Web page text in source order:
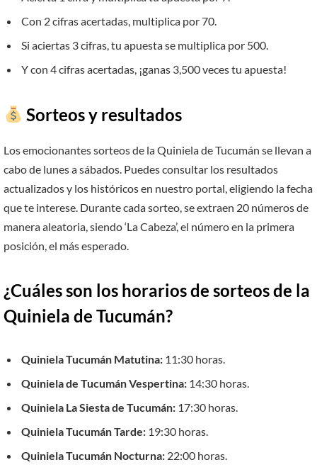
Con 2 cifras acertadas, multiplica por 70.
Si aciertas 3 cifras, tu apuesta se multiplica por 500.
Y con 4 cifras acertadas, ¡ganas 3,500 veces tu apuesta!
Sorteos y resultados
Los emocionantes sorteos de la Quiniela de Tucumán se llevan a
cabo de lunes a sábados. Puedes consultar los resultados
actualizados y los históricos en nuestro portal, eligiendo la fecha
que te interese. Durante cada sorteo, se extraen 20 números de
manera aleatoria, siendo ‘La Cabeza’, el número en la primera
posición, el más esperado.
¿Cuáles son los horarios de sorteos de la
Quiniela de Tucumán?
Quiniela Tucumán Matutina: 11:30 horas.
Quiniela de Tucumán Vespertina: 14:30 horas.
Quiniela La Siesta de Tucumán: 17:30 horas.
Quiniela Tucumán Tarde: 19:30 horas.
Quiniela Tucumán Nocturna: 22:00 horas.